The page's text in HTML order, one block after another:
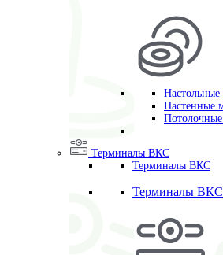
Настенные
Терминалы ВКС
Терминалы ВКС
Терминалы ВКС